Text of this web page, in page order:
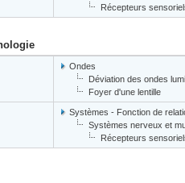
Récepteurs
Ondes
Déviation des ondes
Foyer d'une lentille
Systèmes - Fonction de
Systèmes nerveux et
Récepteurs